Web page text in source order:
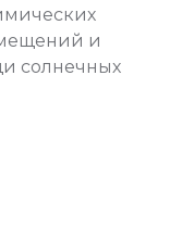
и
солнечных